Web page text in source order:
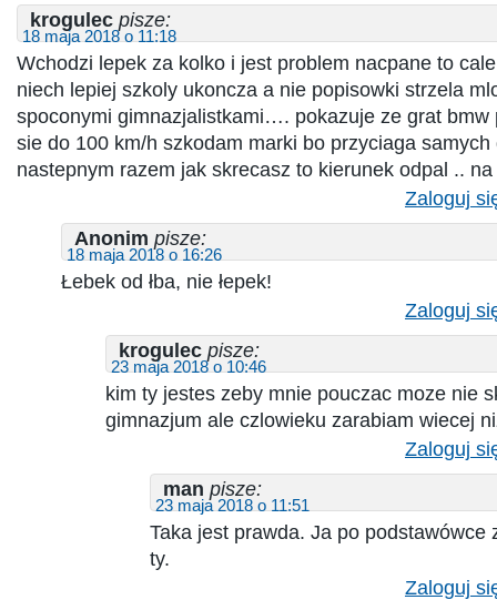
krogulec pisze:
18 maja 2018 o 11:18
Wchodzi lepek za kolko i jest problem nacpane to
niech lepiej szkoly ukoncza a nie popisowki strzela
spoconymi gimnazjalistkami…. pokazuje ze grat bmw
sie do 100 km/h szkodam marki bo przyciaga samych
nastepnym razem jak skrecasz to kierunek odpal ..
Zaloguj
Anonim pisze:
18 maja 2018 o 16:26
Łebek od łba, nie łepek!
Zaloguj
krogulec pisze:
23 maja 2018 o 10:46
kim ty jestes zeby mnie pouczac moze nie
gimnazjum ale czlowieku zarabiam wiecej
Zaloguj
man pisze:
23 maja 2018 o 11:51
Taka jest prawda. Ja po podstawówce
ty.
Zaloguj